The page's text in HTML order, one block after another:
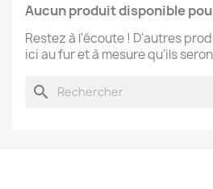
Aucun produit disponible
Restez à l'écoute ! D'autres
ici au fur et à mesure qu'ils
search